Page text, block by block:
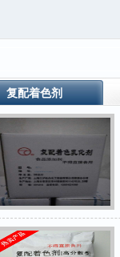
复配着色剂